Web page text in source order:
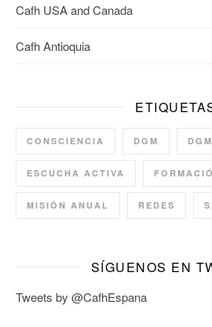
Cafh USA and Canada
Cafh Antioquia
CONSCIENCIA DGM
ESCUCHA ACTIVA
MISIÓN ANUAL REDES
SÍGUENOS EN
Tweets by @CafhEspana